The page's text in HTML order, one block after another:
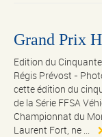
Grand Prix
Edition du
Régis Prévost -
cette édition du
de la Série FFSA
Championnat du
Laurent Fort, ne ...